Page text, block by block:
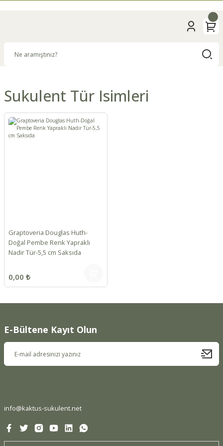
Sukulent Tür Isimleri
Graptoveria Douglas Huth-
Doğal Pembe Renk Yapraklı
Nadir Tür-5,5 cm Saksıda
0,00 ₺
E-Bültene Kayıt Olun
info@kaktus-sukulent.net